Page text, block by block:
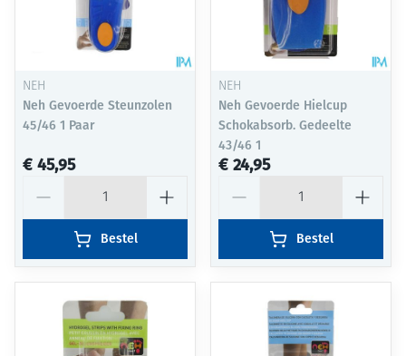
NEH
Neh Gevoerde Steunzolen
45/46 1 Paar
€ 45,95
Bestel
NEH
Neh Gevoerde Hielcup
Schokabsorb. Gedeelte
43/46 1
€ 24,95
Bestel